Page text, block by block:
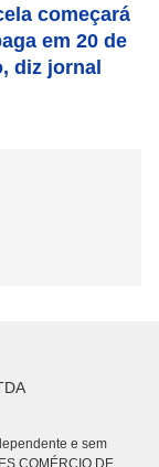
começará
em 20 de
diz jornal
e sem
COMÉRCIO DE